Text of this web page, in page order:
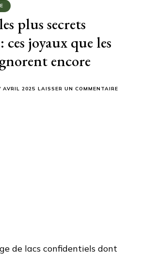
plus secrets
ces joyaux que les
encore
AVRIL 2025 LAISSER UN COMMENTAIRE
de lacs confidentiels dont